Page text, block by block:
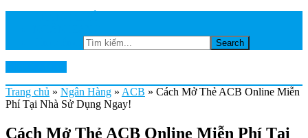
Trang chủ » Ngân Hàng » ACB » Cách Mở Thẻ ACB Online Miễn
Phí Tại Nhà Sử Dụng Ngay!
Cách Mở Thẻ ACB Online Miễn Phí Tại